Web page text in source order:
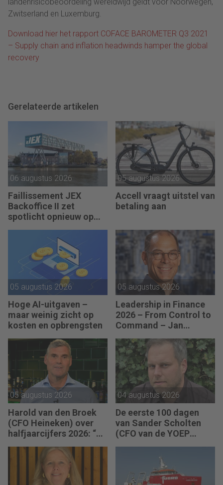
Zwitserland en Luxemburg.
Download hier het rapport COFACE BAROMETER Q3 2021
– Supply chain and inflation headwinds hamper the global
recovery
Gerelateerde artikelen
06 augustus 2026
Faillissement JEX
Backoffice II zet
spotlicht opnieuw op
05 augustus 2026
Accell vraagt uitstel van
betaling aan
05 augustus 2026
Hoge AI-uitgaven –
maar weinig zicht op
kosten en opbrengsten
05 augustus 2026
Leadership in Finance
2026 – From Control to
Command – Jan
van The Protein
Brewery): “Je moet
vaak met relatief weinig
data toch knopen
doorhakken.”
05 augustus 2026
Harold van den Broek
(CFO Heineken) over
halfjaarcijfers 2026: “De
strategie werkt en de
vooruitgang is
zichtbaar.”
04 augustus 2026
De eerste 100 dagen
van Sander Scholten
(CFO van de YOEP
Groep): “Financiële
sturing werkt pas echt
als mensen begrijpen
waarom keuzes nodig